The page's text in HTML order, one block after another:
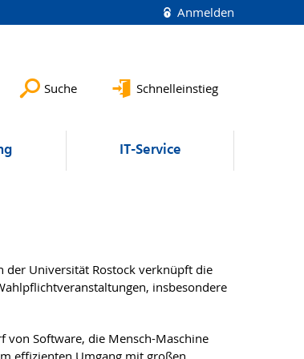
Anmelden
Suche Schnelleinstieg
IT-Service
der Universität Rostock verknüpft die
insbesondere
von Software, die Mensch-Maschine
effizienten Umgang mit großen